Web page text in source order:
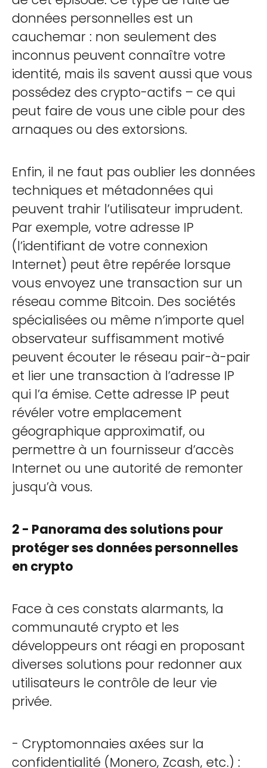
données personnelles est un
cauchemar : non seulement des
inconnus peuvent connaître votre
identité, mais ils savent aussi que vous
possédez des crypto-actifs – ce qui
peut faire de vous une cible pour des
arnaques ou des extorsions.
Enfin, il ne faut pas oublier les données
techniques et métadonnées qui
peuvent trahir l’utilisateur imprudent.
Par exemple, votre adresse IP
(l’identifiant de votre connexion
Internet) peut être repérée lorsque
vous envoyez une transaction sur un
réseau comme Bitcoin. Des sociétés
spécialisées ou même n’importe quel
observateur suffisamment motivé
peuvent écouter le réseau pair-à-pair
et lier une transaction à l’adresse IP
qui l’a émise. Cette adresse IP peut
révéler votre emplacement
géographique approximatif, ou
permettre à un fournisseur d’accès
Internet ou une autorité de remonter
jusqu’à vous.
2 - Panorama des solutions pour
protéger ses données personnelles
en crypto
Face à ces constats alarmants, la
communauté crypto et les
développeurs ont réagi en proposant
diverses solutions pour redonner aux
utilisateurs le contrôle de leur vie
privée.
- Cryptomonnaies axées sur la
confidentialité (Monero, Zcash, etc.) :